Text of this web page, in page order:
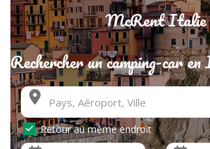
McRent Italie
Rechercher un camping-car
Retour au même endroit